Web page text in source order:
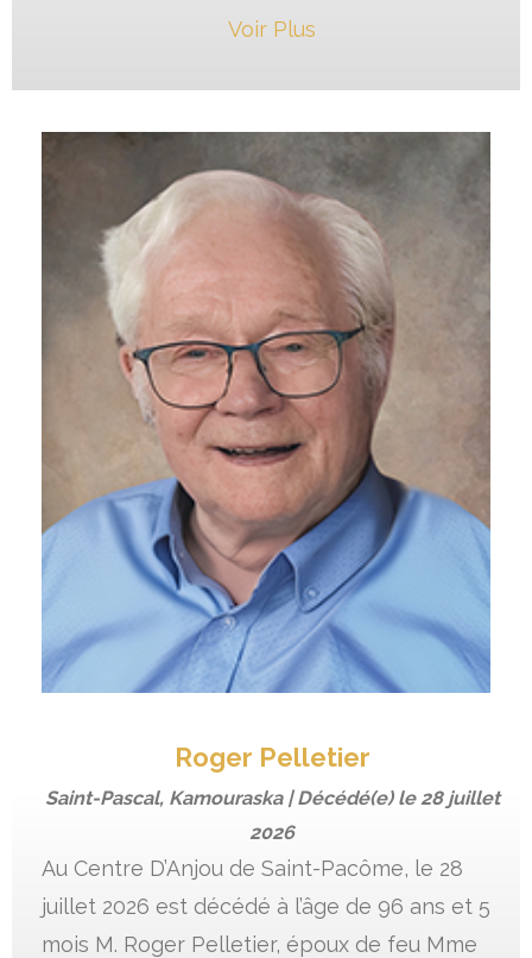
Voir Plus
Roger Pelletier
Saint-Pascal, Kamouraska | Décédé(e) le28 juillet
2026
Au Centre D’Anjou de Saint-Pacôme, le 28
juillet 2026 est décédé à l’âge de 96 ans et 5
mois M. Roger Pelletier, époux de feu Mme